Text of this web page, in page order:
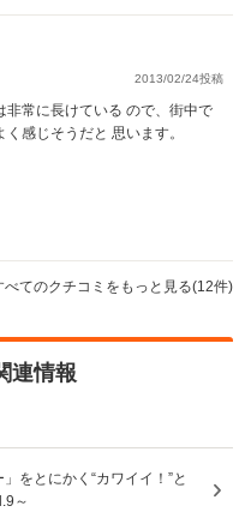
2013/02/24投稿
非常に長けている ので、街中で
感じそうだと 思います。
べてのクチコミをもっと見る(12件)
連情報
をとにかく“カワイイ！”と
～